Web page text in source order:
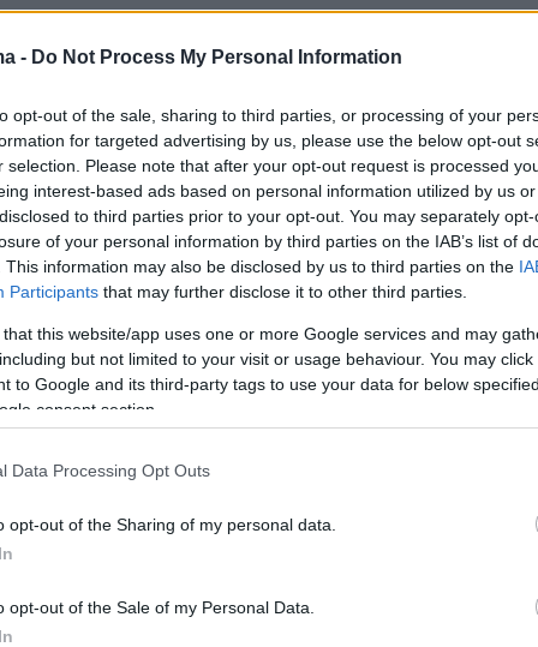
- Do Not Process My Personal Information
opt-out of the sale, sharing to third parties, or processing of your
for targeted advertising by us, please use the below opt-out
selection. Please note that after your opt-out request is processed
interest-based ads based on personal information utilized by us
to third parties prior to your opt-out. You may separately
of your personal information by third parties on the IAB’s list of
This information may also be disclosed by us to third parties on the
Participants that may further disclose it to other third parties.
that this website/app uses one or more Google services and may
but not limited to your visit or usage behaviour. You may
to Google and its third-party tags to use your data for below
consent section.
Data Processing Opt Outs
opt-out of the Sharing of my personal data.
opt-out of the Sale of my Personal Data.
έρευνας σε πανελλαδική έκταση το έχει
εισαγγελέας Πόπη Παπανδρέου, που
Η κυρία Παπανδρέου έδωσε εντολή και
αιφνιδιαστικοί έλεγχοι και
στα γραφεία του Οργανισμού Πληρωμών
Ενισχύσεων (ΟΠΕΚΕ) τόσο στα κεντρικά
οργανισμού στην Αθήνα, όσο και στην
από την Ευρωπαϊκή Εισαγγελία
Εσωτερικών Υποθέσεων της ΕΛ.ΑΣ. και η
κυρίως την περίοδο 2020-2022.
γνωστό, κατά την έφοδο αστυνομικών
έγγραφα, σκληροί δίσκοι υπολογιστών και
επιδοτήσεων. Η υπόθεση χαρακτηρίζεται ως
καθώς υπάρχουν καταγγελίες για
εκατομμυρίων ευρώ σε μη
(δηλαδή αγρότες και κτηνοτρόφους